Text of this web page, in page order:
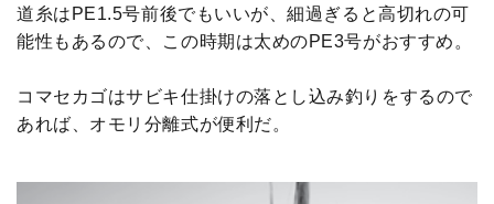
道糸はPE1.5号前後でもいいが、細過ぎると高切れの可
能性もあるので、この時期は太めのPE3号がおすすめ。
コマセカゴはサビキ仕掛けの落とし込み釣りをするので
あれば、オモリ分離式が便利だ。